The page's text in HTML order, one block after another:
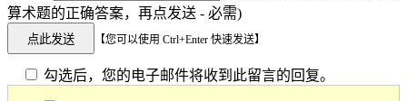
算术题的正确答案，再点发送 - 必需)
【您可以使用 Ctrl+Enter 快速发送】
勾选后，您的电子邮件将收到此留言的回复。